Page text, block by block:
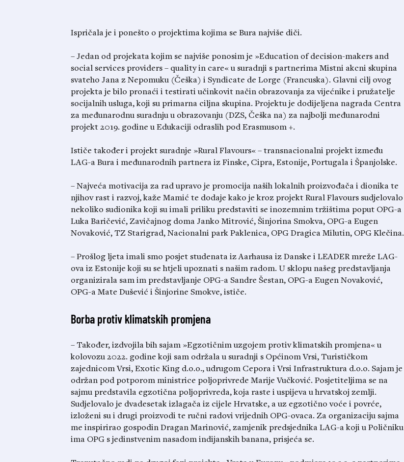
Ispričala je i ponešto o projektima kojima se Bura najviše diči.
– Jedan od projekata kojim se najviše ponosim je »Education of decision-makers and
social services providers – quality in care« u suradnji s partnerima Mistni akcni skupina
svateho Jana z Nepomuku (Češka) i Syndicate de Lorge (Francuska). Glavni cilj ovog
projekta je bilo pronaći i testirati učinkovit način obrazovanja za vijećnike i pružatelje
socijalnih usluga, koji su primarna ciljna skupina. Projektu je dodijeljena nagrada Centra
za međunarodnu suradnju u obrazovanju (DZS, Češka na) za najbolji međunarodni
projekt 2019. godine u Edukaciji odraslih pod Erasmusom +.
Ističe također i projekt suradnje »Rural Flavours« – transnacionalni projekt između
LAG-a Bura i međunarodnih partnera iz Finske, Cipra, Estonije, Portugala i Španjolske.
– Najveća motivacija za rad upravo je promocija naših lokalnih proizvođača i dionika te
njihov rast i razvoj, kaže Mamić te dodaje kako je kroz projekt Rural Flavours sudjelovalo
nekoliko sudionika koji su imali priliku predstaviti se inozemnim tržištima poput OPG-a
Luka Baričević, Zavičajnog doma Janko Mitrović, Šinjorina Smokva, OPG-a Eugen
Novaković, TZ Starigrad, Nacionalni park Paklenica, OPG Dragica Milutin, OPG Klečina.
– Prošlog ljeta imali smo posjet studenata iz Aarhausa iz Danske i LEADER mreže LAG-
ova iz Estonije koji su se htjeli upoznati s našim radom. U sklopu našeg predstavljanja
organizirala sam im predstavljanje OPG-a Sandre Šestan, OPG-a Eugen Novaković,
OPG-a Mate Dušević i Šinjorine Smokve, ističe.
Borba protiv klimatskih promjena
– Također, izdvojila bih sajam »Egzotičnim uzgojem protiv klimatskih promjena« u
kolovozu 2022. godine koji sam održala u suradnji s Općinom Vrsi, Turističkom
zajednicom Vrsi, Exotic King d.o.o., udrugom Cepora i Vrsi Infrastruktura d.o.o. Sajam je
održan pod potporom ministrice poljoprivrede Marije Vučković. Posjetiteljima se na
sajmu predstavila egzotična poljoprivreda, koja raste i uspijeva u hrvatskoj zemlji.
Sudjelovalo je dvadesetak izlagača iz cijele Hrvatske, a uz egzotično voće i povrće,
izloženi su i drugi proizvodi te ručni radovi vrijednih OPG-ovaca. Za organizaciju sajma
me inspirirao gospodin Dragan Marinović, zamjenik predsjednika LAG-a koji u Poličniku
ima OPG s jedinstvenim nasadom indijanskih banana, prisjeća se.